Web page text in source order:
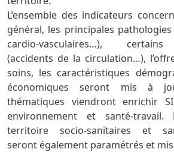
L’ensemble des indicateurs
général, les principales
cardio-vasculaires…),
(accidents de la circulation…),
soins, les caractéristiques
économiques seront mis à
thématiques viendront enrichir
environnement et santé-
territoire socio-sanitaires et
seront également paramétrés et